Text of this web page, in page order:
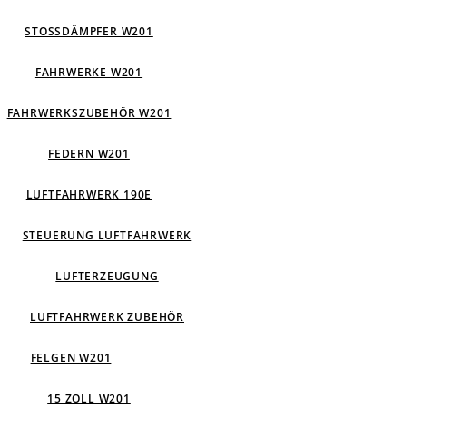
STOSSDÄMPFER W201
FAHRWERKE W201
FAHRWERKSZUBEHÖR W201
FEDERN W201
LUFTFAHRWERK 190E
STEUERUNG LUFTFAHRWERK
LUFTERZEUGUNG
LUFTFAHRWERK ZUBEHÖR
FELGEN W201
15 ZOLL W201